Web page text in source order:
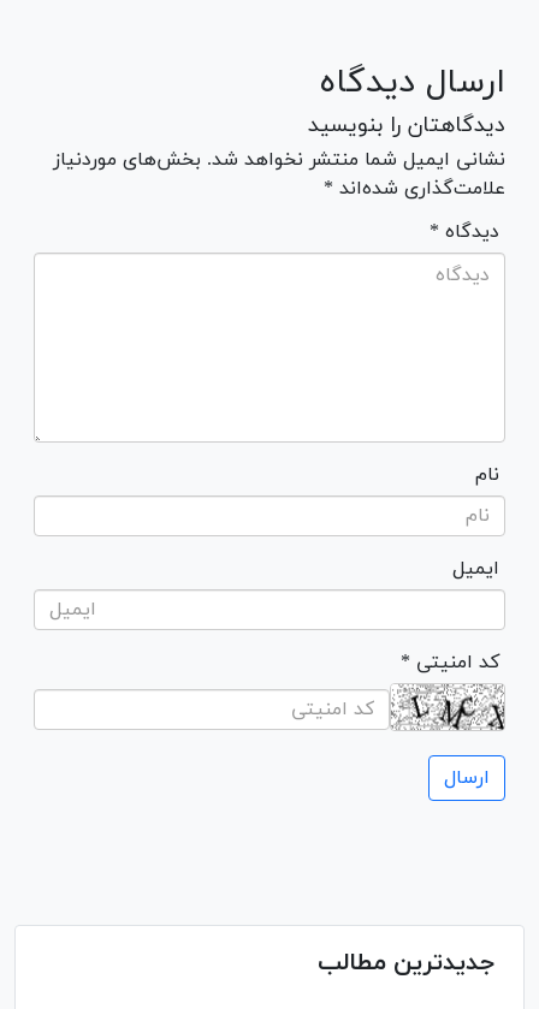
ارسال دیدگاه
دیدگاهتان را بنویسید
نشانی ایمیل شما منتشر نخواهد شد. بخش‌های موردنیاز
علامت‌گذاری شده‌اند *
* دیدگاه
نام
ایمیل
* کد امنیتی
جدیدترین مطالب